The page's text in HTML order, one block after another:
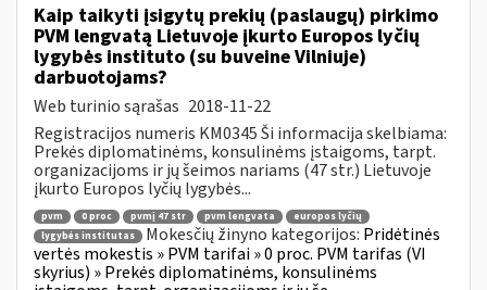
Kaip taikyti įsigytų prekių (paslaugų) pirkimo
PVM lengvatą Lietuvoje įkurto Europos lyčių
lygybės instituto (su buveine Vilniuje)
darbuotojams?
Web turinio sąrašas 2018-11-22
Registracijos numeris KM0345 Ši informacija skelbiama:
Prekės diplomatinėms, konsulinėms įstaigoms, tarpt.
organizacijoms ir jų šeimos nariams (47 str.) Lietuvoje
įkurto Europos lyčių lygybės...
pvm 0 proc pvmį 47 str pvm lengvata
europos lyčių
lygybės institutas
Mokesčių žinyno kategorijos: Pridėtinės
vertės mokestis » PVM tarifai » 0 proc. PVM tarifas (VI
skyrius) » Prekės diplomatinėms, konsulinėms